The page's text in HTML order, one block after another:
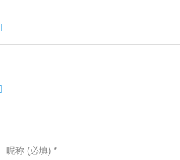
昵称 (必填) *